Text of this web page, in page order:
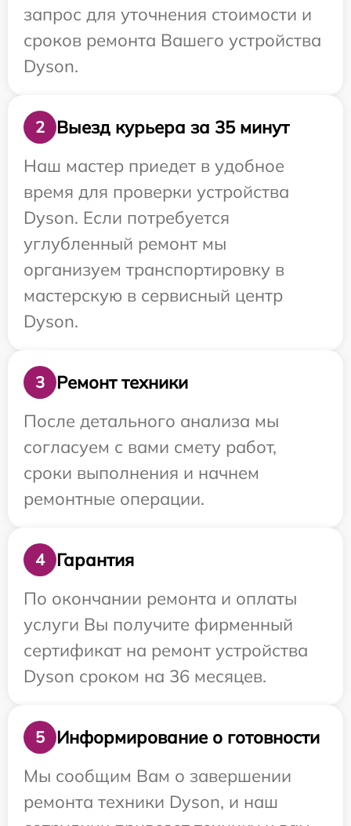
запрос для уточнения стоимости и
сроков ремонта Вашего устройства
Dyson.
2
Выезд курьера за 35 минут
Наш мастер приедет в удобное
время для проверки устройства
Dyson. Если потребуется
углубленный ремонт мы
организуем транспортировку в
мастерскую в сервисный центр
Dyson.
3
Ремонт техники
После детального анализа мы
согласуем с вами смету работ,
сроки выполнения и начнем
ремонтные операции.
4
Гарантия
По окончании ремонта и оплаты
услуги Вы получите фирменный
сертификат на ремонт устройства
Dyson сроком на 36 месяцев.
5
Информирование о готовности
Мы сообщим Вам о завершении
ремонта техники Dyson, и наш